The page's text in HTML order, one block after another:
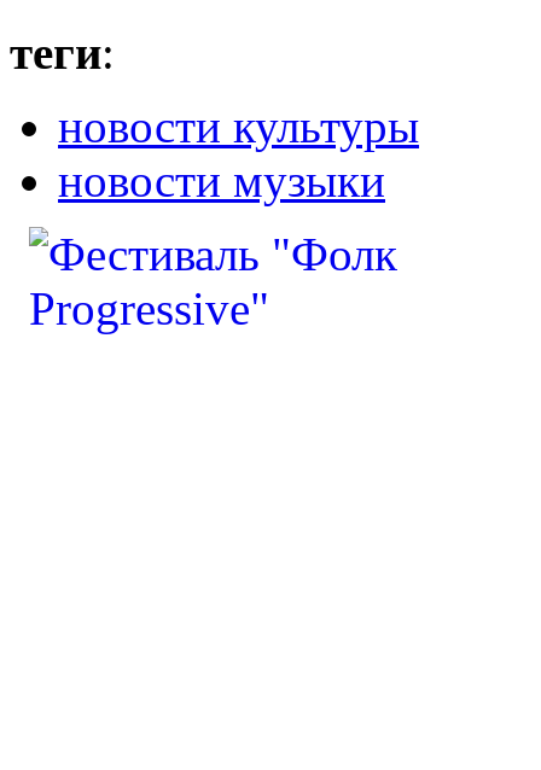
теги:
новости культуры
новости музыки